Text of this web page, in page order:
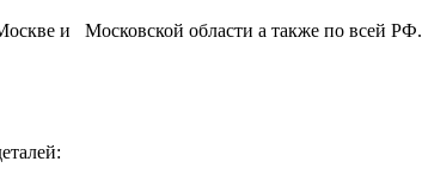
и Московской области а также по всей РФ.